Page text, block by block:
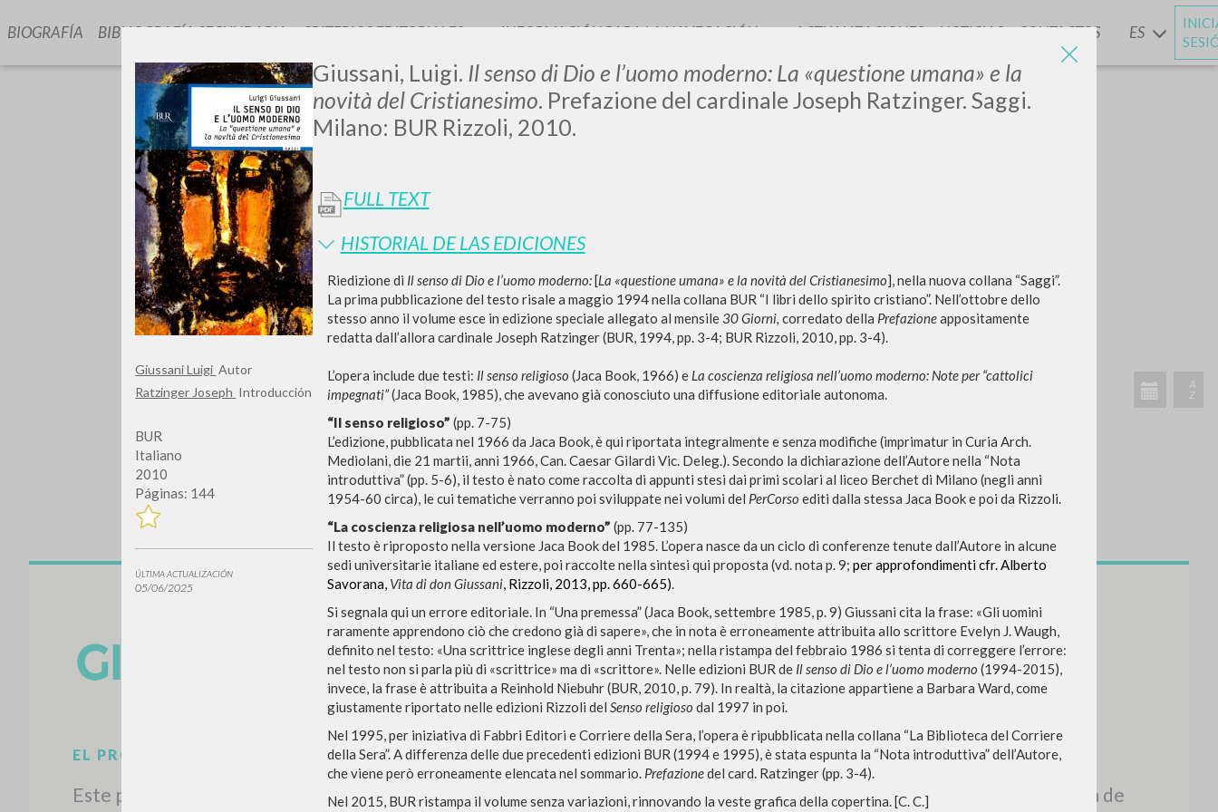
Giussani Luigi Autor
Ratzinger Joseph Introducción
BUR
Italiano
2010
Páginas: 144
ÚLTIMA ACTUALIZACIÓN
05/06/2025
Giussani, Luigi. Il senso di Dio e l’uomo moderno: La «questione umana» e la
novità del Cristianesimo. Prefazione del cardinale Joseph Ratzinger. Saggi.
Milano: BUR Rizzoli, 2010.
FULL TEXT
HISTORIAL DE LAS EDICIONES
Riedizione di Il senso di Dio e l’uomo moderno:[La «questione umana» e la novità del Cristianesimo], nella nuova collana “Saggi”.
La prima pubblicazione del testo risale a maggio 1994 nella collana BUR “I libri dello spirito cristiano”. Nell’ottobre dello
stesso anno il volume esce in edizione speciale allegato al mensile30 Giorni, corredato della Prefazioneappositamente
redatta dall’allora cardinale Joseph Ratzinger (BUR, 1994, pp. 3-4; BUR Rizzoli, 2010, pp. 3-4).
L’opera include due testi: Il senso religioso (Jaca Book, 1966) e La coscienza religiosa nell’uomo moderno: Note per “cattolici
impegnati”(Jaca Book, 1985), che avevano già conosciuto una diffusione editoriale autonoma.
“Il senso religioso” (pp. 7-75)
L’edizione, pubblicata nel 1966 da Jaca Book, è qui riportata integralmente e senza modifiche (imprimatur in Curia Arch.
Mediolani, die 21 martii, anni 1966, Can. Caesar Gilardi Vic. Deleg.). Secondo la dichiarazione dell’Autore nella “Nota
introduttiva” (pp. 5-6), il testo è nato come raccolta di appunti stesi dai primi scolari al liceo Berchet di Milano (negli anni
1954-60 circa), le cui tematiche verranno poi sviluppate nei volumi del PerCorso editi dalla stessa Jaca Book e poi da Rizzoli.
“La coscienza religiosa nell’uomo moderno” (pp. 77-135)
Il testo è riproposto nella versione Jaca Book del 1985. L’opera nasce da un ciclo di conferenze tenute dall’Autore in alcune
sedi universitarie italiane ed estere, poi raccolte nella sintesi qui proposta (vd. nota p. 9; per approfondimenti cfr. Alberto
Savorana, Vita di don Giussani, Rizzoli, 2013, pp. 660-665).
Si segnala qui un errore editoriale. In “Una premessa” (Jaca Book, settembre 1985, p. 9) Giussani cita la frase: «Gli uomini
raramente apprendono ciò che credono già di sapere», che in nota è erroneamente attribuita allo scrittore Evelyn J. Waugh,
definito nel testo: «Una scrittrice inglese degli anni Trenta»; nella ristampa del febbraio 1986 si tenta di correggere l’errore:
nel testo non si parla più di «scrittrice» ma di «scrittore». Nelle edizioni BUR de Il senso di Dio e l’uomo moderno (1994-2015),
invece, la frase è attribuita a Reinhold Niebuhr (BUR, 2010, p. 79). In realtà, la citazione appartiene a Barbara Ward, come
giustamente riportato nelle edizioni Rizzoli del Senso religioso dal 1997 in poi.
Nel 1995, per iniziativa di Fabbri Editori e Corriere della Sera, l’opera è ripubblicata nella collana “La Biblioteca del Corriere
della Sera”. A differenza delle due precedenti edizioni BUR (1994 e 1995), è stata espunta la “Nota introduttiva” dell’Autore,
che viene però erroneamente elencata nel sommario. Prefazionedel card. Ratzinger (pp. 3-4).
Nel 2015, BUR ristampa il volume senza variazioni, rinnovando la veste grafica della copertina. [C. C.]
LUIGI
GIUSSANI
scritti
BIOGRAFÍA BIBLIOGRAFÍA SECUNDARIA CRITERIOS EDITORIALES INFORMACIÓN PARA LA NAVEGACIÓN ACTUALIZACIONESYNOTICIAS CONTACTOS ES
Frase exacta BUSCA
¿Quieres resultados aún más precisos? Utilizar elBÚSQUEDA AVANZADA »
0DOCUMENTOS ENCONTRADOS
Ver detalles por tipo
IDIOMA AUTOR AÑO ACTIVIDADES RECIENTES